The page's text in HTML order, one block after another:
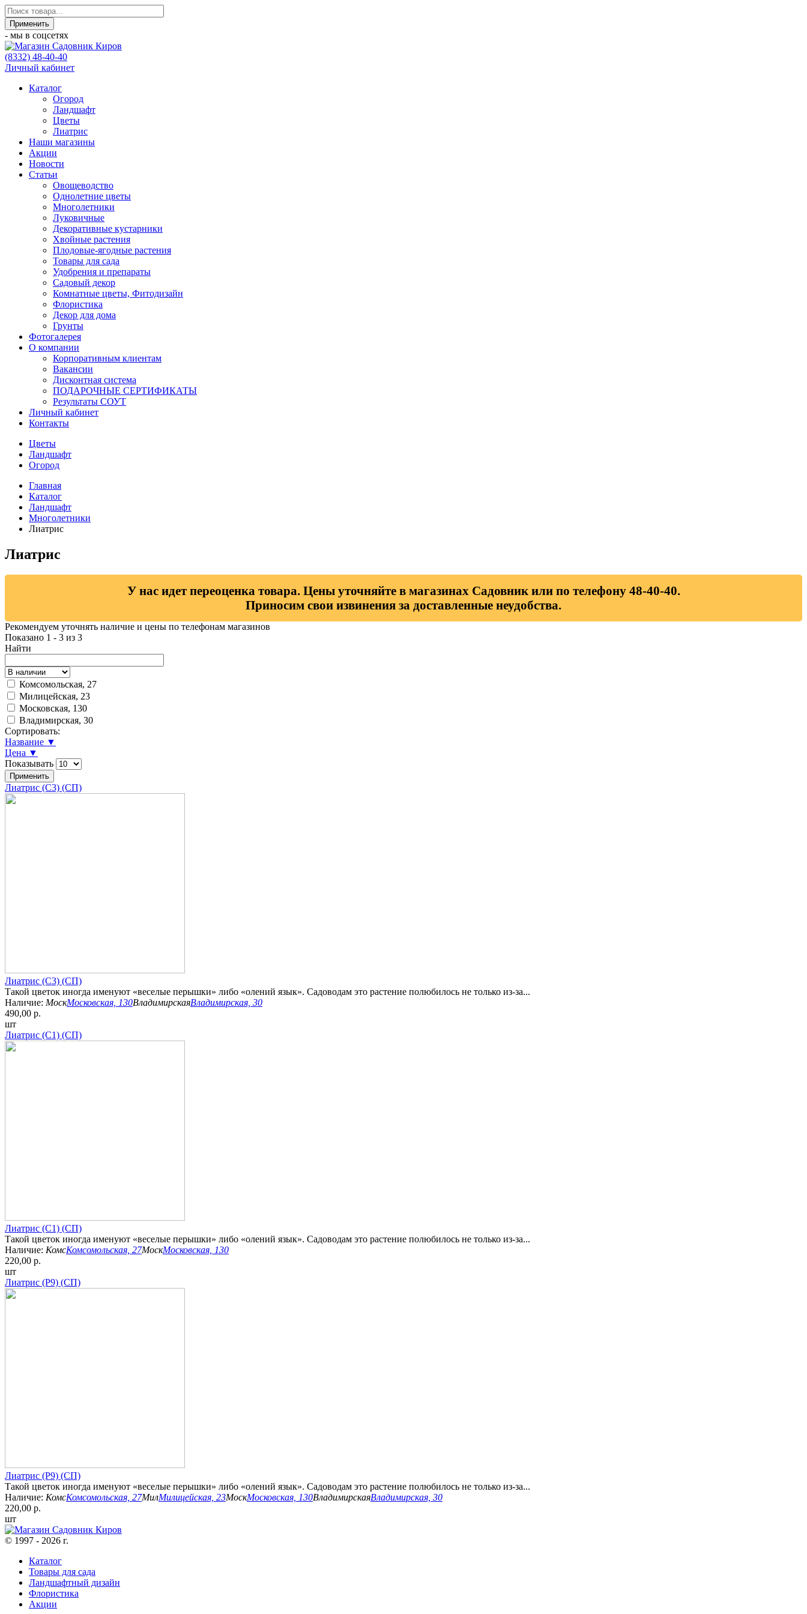
- мы в соцсетях
(8332) 48-40-40
Личный кабинет
Каталог
Огород
Ландшафт
Цветы
Лиатрис
Наши магазины
Акции
Новости
Статьи
Овощеводство
Однолетние цветы
Многолетники
Луковичные
Декоративные кустарники
Хвойные растения
Плодовые-ягодные растения
Товары для сада
Удобрения и препараты
Садовый декор
Комнатные цветы, Фитодизайн
Флористика
Декор для дома
Грунты
Фотогалерея
О компании
Корпоративным клиентам
Вакансии
Дисконтная система
ПОДАРОЧНЫЕ СЕРТИФИКАТЫ
Результаты СОУТ
Личный кабинет
Контакты
Цветы
Ландшафт
Огород
Главная
Каталог
Ландшафт
Многолетники
Лиатрис
Лиатрис
У нас идет переоценка товара. Цены уточняйте в магазинах Садовник или по телефону 48-40-40.
Приносим свои извинения за доставленные неудобства.
Рекомендуем уточнять наличие и цены по телефонам магазинов
Показано 1 - 3 из 3
Найти
Комсомольская, 27
Милицейская, 23
Московская, 130
Владимирская, 30
Сортировать:
Название ▼
Цена ▼
Показывать
Лиатрис (С3) (СП)
Лиатрис (С3) (СП)
Такой цветок иногда именуют «веселые перышки» либо «олений язык». Садоводам это растение полюбилось не только из-за...
Наличие: МоскМосковская, 130ВладимирскаяВладимирская, 30
490,00 р.
шт
Лиатрис (С1) (СП)
Лиатрис (С1) (СП)
Такой цветок иногда именуют «веселые перышки» либо «олений язык». Садоводам это растение полюбилось не только из-за...
Наличие: КомсКомсомольская, 27МоскМосковская, 130
220,00 р.
шт
Лиатрис (Р9) (СП)
Лиатрис (Р9) (СП)
Такой цветок иногда именуют «веселые перышки» либо «олений язык». Садоводам это растение полюбилось не только из-за...
Наличие: КомсКомсомольская, 27МилМилицейская, 23МоскМосковская, 130ВладимирскаяВладимирская, 30
220,00 р.
шт
© 1997 - 2026 г.
Каталог
Товары для сада
Ландшафтный дизайн
Флористика
Акции